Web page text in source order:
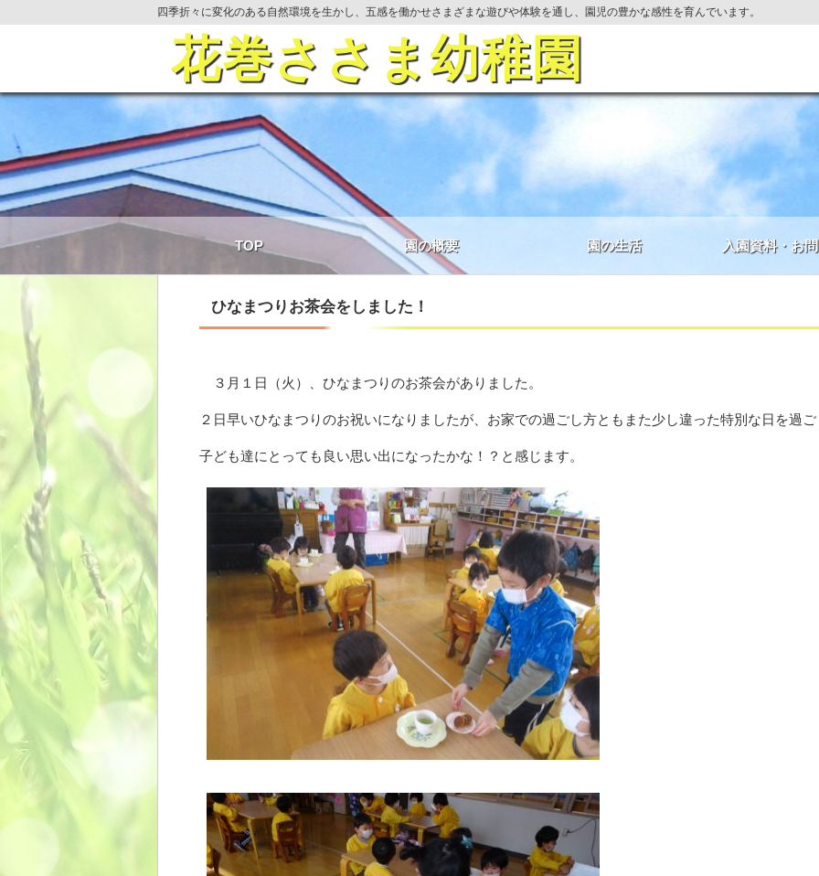
四季折々に変化のある自然環境を生かし、五感を働かせさまざまな遊びや体験を通し、園児の豊かな感性を育んでいます。
花巻ささま幼稚園
TOP 園の概要 園の生活 入園資料・お
ひなまつりお茶会をしました！
３月１日（火）、ひなまつりのお茶会がありました。
２日早いひなまつりのお祝いになりましたが、お家での過ごし方ともまた少し違った特別な日を過
子ども達にとっても良い思い出になったかな！？と感じます。